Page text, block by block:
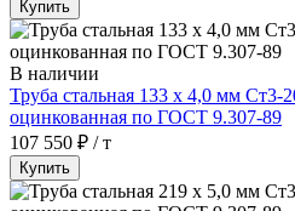
Купить
В наличии
Труба стальная 133 х 4,0 мм Ст3-
оцинкованная по ГОСТ 9.307-89
107 550 ₽ / т
Купить